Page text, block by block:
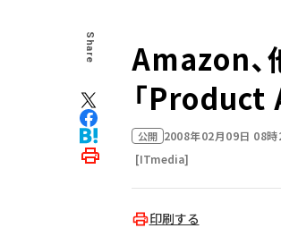
Share
Amazon、
「Product
公開 2008年02月09日 08時
[ITmedia]
印刷する